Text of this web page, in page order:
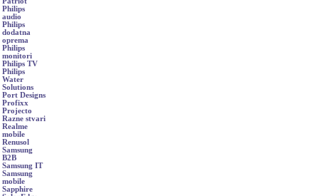
Philips
audio
Philips
dodatna
oprema
Philips
monitori
Philips TV
Philips
Water
Solutions
Port Designs
Profixx
Projecto
Razne stvari
Realme
mobile
Renusol
Samsung
B2B
Samsung IT
Samsung
mobile
Sapphire